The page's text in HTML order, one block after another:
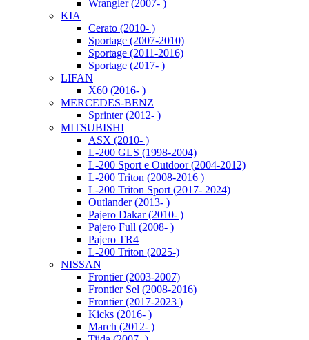
Wrangler (2007- )
KIA
Cerato (2010- )
Sportage (2007-2010)
Sportage (2011-2016)
Sportage (2017- )
LIFAN
X60 (2016- )
MERCEDES-BENZ
Sprinter (2012- )
MITSUBISHI
ASX (2010- )
L-200 GLS (1998-2004)
L-200 Sport e Outdoor (2004-2012)
L-200 Triton (2008-2016 )
L-200 Triton Sport (2017- 2024)
Outlander (2013- )
Pajero Dakar (2010- )
Pajero Full (2008- )
Pajero TR4
L-200 Triton (2025-)
NISSAN
Frontier (2003-2007)
Frontier Sel (2008-2016)
Frontier (2017-2023 )
Kicks (2016- )
March (2012- )